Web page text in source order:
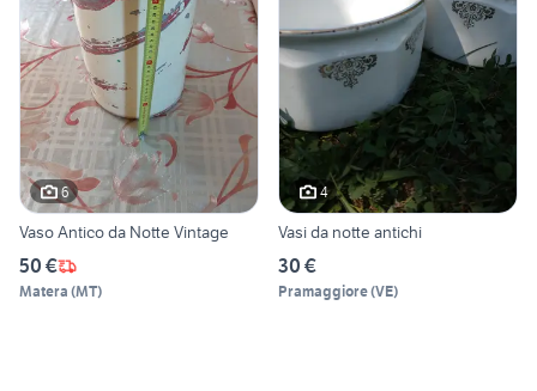
6
Vaso Antico da Notte Vintage
50 €
Matera (MT)
4
Vasi da notte antichi
30 €
Pramaggiore(VE)